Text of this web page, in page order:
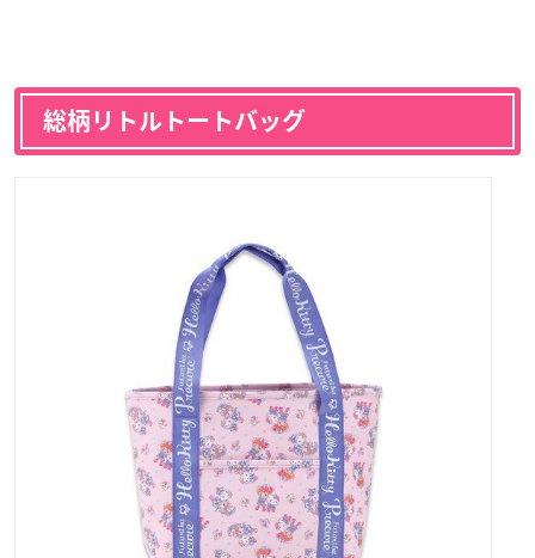
総柄リトルトートバッグ